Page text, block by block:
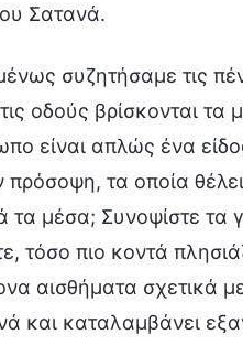
Σατανά.
συζητήσαμε τις
οδούς βρίσκονται τα
είναι απλώς ένα
πρόσοψη, τα οποία
τα μέσα; Συνοψίστε
τόσο πιο κοντά
αισθήματα σχετικά
και καταλαμβάνει